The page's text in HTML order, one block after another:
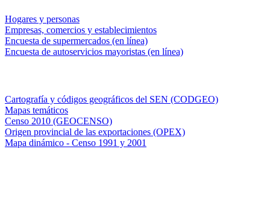
Hogares y personas
Empresas, comercios y establecimientos
Encuesta de supermercados (en línea)
Encuesta de autoservicios mayoristas (en línea)
Cartografía y códigos geográficos del SEN (CODGEO)
Mapas temáticos
Censo 2010 (GEOCENSO)
Origen provincial de las exportaciones (OPEX)
Mapa dinámico - Censo 1991 y 2001